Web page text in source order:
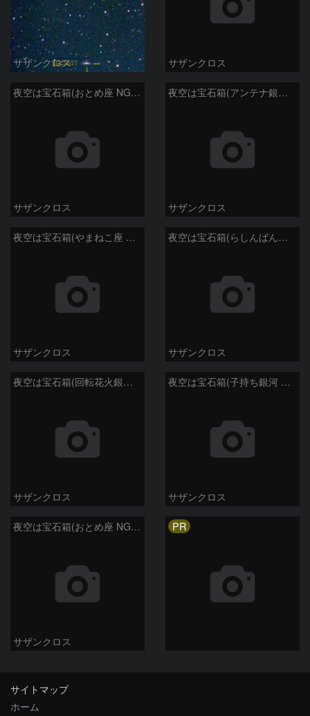
サザンクロス サザンクロス
夜空は宝石箱(おとめ座 NGC5746) Seestar50
サザンクロス
夜空は宝石箱(アンテナ銀河 NGC4038) Seestar50
サザンクロス
夜空は宝石箱(やまねこ座 NGC2683) Seestar50
サザンクロス
夜空は宝石箱(らしんばん座 NGC2613) Seestar50
サザンクロス
夜空は宝石箱(回転花火銀河 M101) Seestar50
サザンクロス
夜空は宝石箱(子持ち銀河 M51) Seestar50
サザンクロス
夜空は宝石箱(おとめ座 NGC5746) Seestar50
サザンクロス
PR
サイトマップ
ホーム